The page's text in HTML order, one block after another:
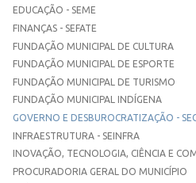
EDUCAÇÃO - SEME
FINANÇAS - SEFATE
FUNDAÇÃO MUNICIPAL DE CULTURA
FUNDAÇÃO MUNICIPAL DE ESPORTE
FUNDAÇÃO MUNICIPAL DE TURISMO
FUNDAÇÃO MUNICIPAL INDÍGENA
GOVERNO E DESBUROCRATIZAÇÃO -
INFRAESTRUTURA - SEINFRA
INOVAÇÃO, TECNOLOGIA, CIÊNCIA E
PROCURADORIA GERAL DO MUNICÍPIO